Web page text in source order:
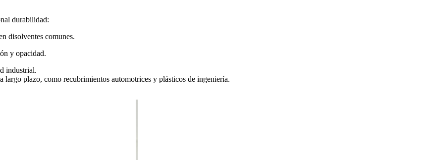
durabilidad:
disolventes comunes.
y opacidad.
industrial.
plazo, como recubrimientos automotrices y plásticos de ingeniería.